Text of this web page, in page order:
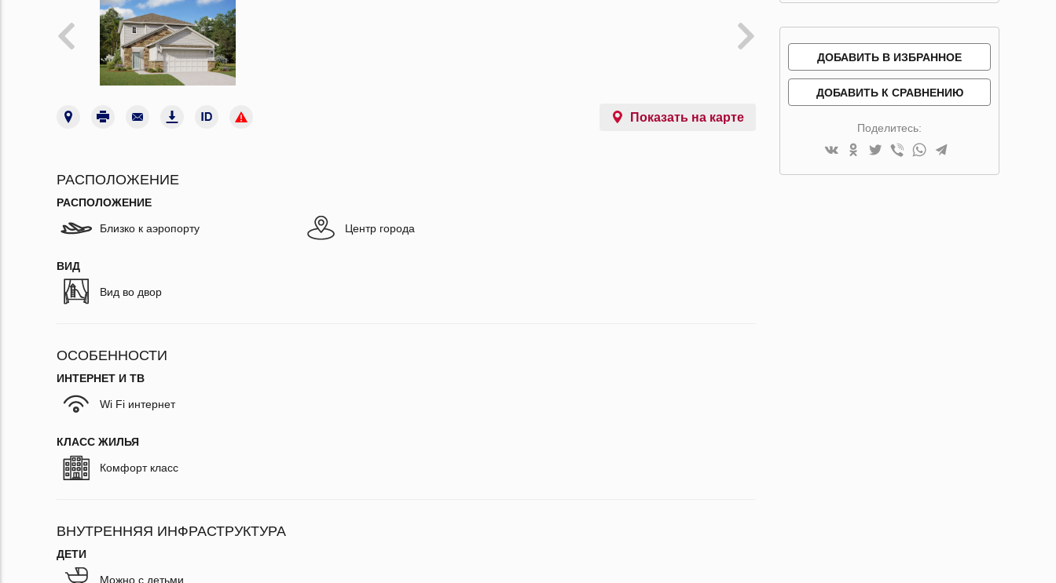
Показать на карте
РАСПОЛОЖЕНИЕ
РАСПОЛОЖЕНИЕ
Близко к аэропорту Центр города
ВИД
Вид во двор
ОСОБЕННОСТИ
ИНТЕРНЕТ И ТВ
Wi Fi интернет
КЛАСС ЖИЛЬЯ
Комфорт класс
ВНУТРЕННЯЯ ИНФРАСТРУКТУРА
ДЕТИ
Можно с детьми
ДОБАВИТЬ В ИЗБРАННОЕ
ДОБАВИТЬ К СРАВНЕНИЮ
Поделитесь: